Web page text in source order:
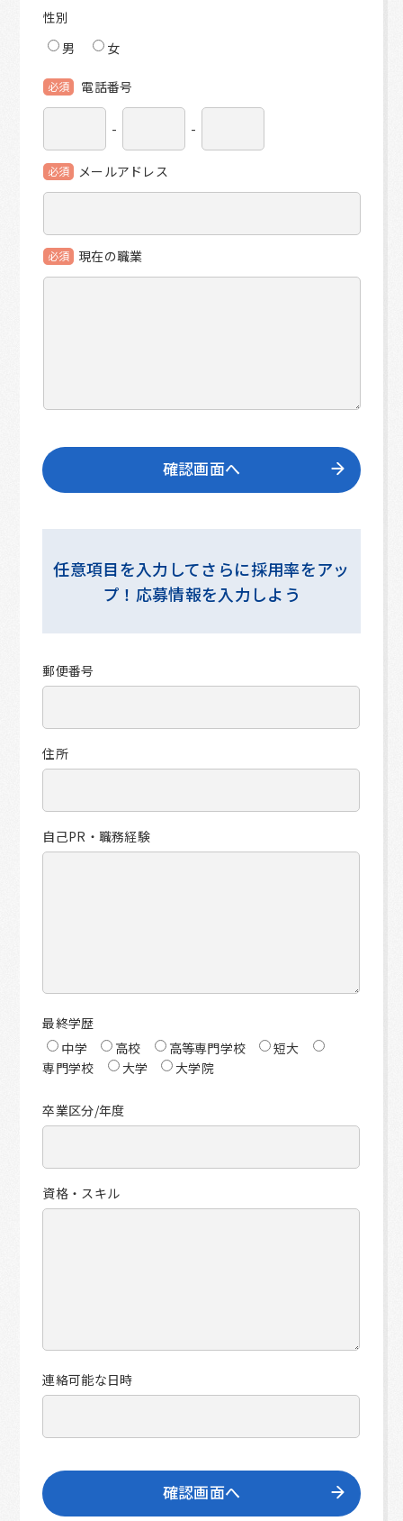
性別
男
女
必須 電話番号
- -
必須 メールアドレス
必須 現在の職業
任意項目を入力してさらに採用率をアッ
プ！応募情報を入力しよう
郵便番号
住所
自己PR・職務経験
最終学歴
中学
高校 高等専門学校
短大
専門学校
大学 大学院
卒業区分/年度
資格・スキル
連絡可能な日時